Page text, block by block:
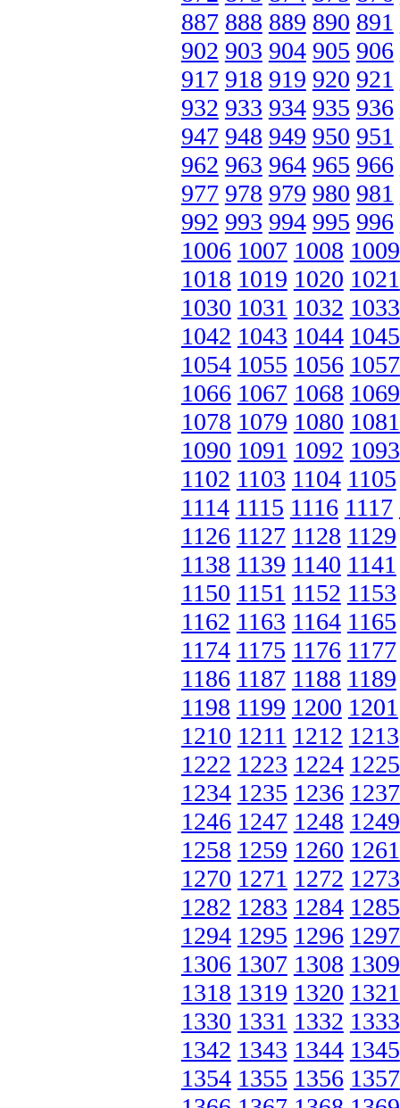
887 888 889 890 891
902 903 904 905 906
917 918 919 920 921
932 933 934 935 936
947 948 949 950 951
962 963 964 965 966
977 978 979 980 981
992 993 994 995 996
1006 1007 1008 1009
1018 1019 1020 1021
1030 1031 1032 1033
1042 1043 1044 1045
1054 1055 1056 1057
1066 1067 1068 1069
1078 1079 1080 1081
1090 1091 1092 1093
1102 1103 1104 1105
1114 1115 1116 1117
1126 1127 1128 1129
1138 1139 1140 1141
1150 1151 1152 1153
1162 1163 1164 1165
1174 1175 1176 1177
1186 1187 1188 1189
1198 1199 1200 1201
1210 1211 1212 1213
1222 1223 1224 1225
1234 1235 1236 1237
1246 1247 1248 1249
1258 1259 1260 1261
1270 1271 1272 1273
1282 1283 1284 1285
1294 1295 1296 1297
1306 1307 1308 1309
1318 1319 1320 1321
1330 1331 1332 1333
1342 1343 1344 1345
1354 1355 1356 1357